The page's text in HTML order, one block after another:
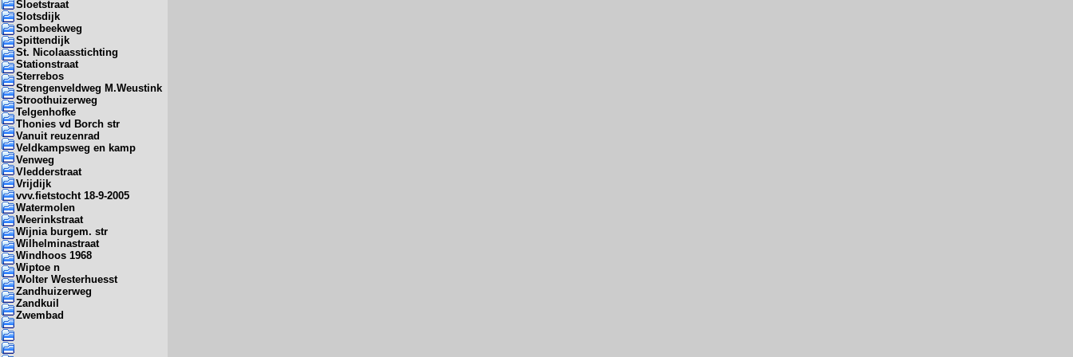
Sloetstraat
Slotsdijk
Sombeekweg
Spittendijk
St. Nicolaasstichting
Stationstraat
Sterrebos
Strengenveldweg M.Weustink
Stroothuizerweg
Telgenhofke
Thonies vd Borch str
Vanuit reuzenrad
Veldkampsweg en kamp
Venweg
Vledderstraat
Vrijdijk
vvv.fietstocht 18-9-2005
Watermolen
Weerinkstraat
Wijnia burgem. str
Wilhelminastraat
Windhoos 1968
Wiptoe n
Wolter Westerhuesst
Zandhuizerweg
Zandkuil
Zwembad